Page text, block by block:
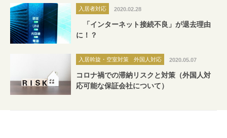
入居者対応 2020.02.28
「インターネット接続不良」が退去理由
に！？
入居斡旋・空室対策 外国人対応 2020.05.07
コロナ禍での滞納リスクと対策（外国人対
応可能な保証会社について）